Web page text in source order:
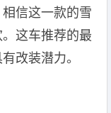
信这一款的雪
这车推荐的最
改装潜力。